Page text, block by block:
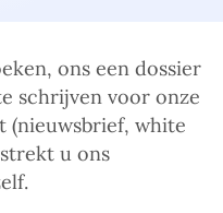
ons een dossier
schrijven voor onze
(nieuwsbrief, white
u ons